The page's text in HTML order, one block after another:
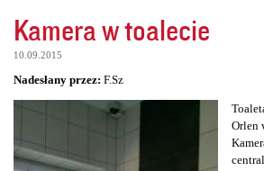
Kamera w toalecie
10.09.2015
Nadesłany przez: F.Sz
Orlen